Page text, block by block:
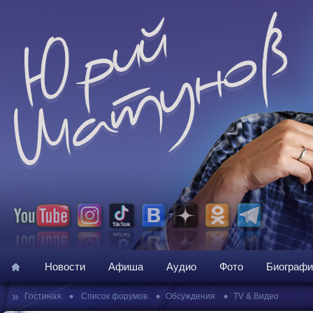
Новости Афиша Аудио Фото
» Гостиная • Список форумов • Обсуждения • TV & Видео